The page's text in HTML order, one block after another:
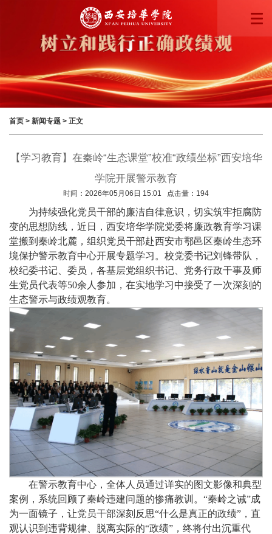
首页 > 新闻专题 > 正文
【学习教育】在秦岭“生态课堂”校准“政绩坐标”西安培华
学院开展警示教育
时间：2026年05月06日 15:01 点击量： 194
为持续强化党员干部的廉洁自律意识，切实筑牢拒腐防
变的思想防线，近日，西安培华学院党委将廉政教育学习课
堂搬到秦岭北麓，组织党员干部赴西安市鄠邑区秦岭生态环
境保护警示教育中心开展专题学习。校党委书记刘锋带队，
校纪委书记、委员，各基层党组织书记、党务行政干事及师
生党员代表等50余人参加，在实地学习中接受了一次深刻的
生态警示与政绩观教育。
在警示教育中心，全体人员通过详实的图文影像和典型
案例，系统回顾了秦岭违建问题的惨痛教训。“秦岭之诫”成
为一面镜子，让党员干部深刻反思“什么是真正的政绩”，直
观认识到违背规律、脱离实际的“政绩”，终将付出沉重代